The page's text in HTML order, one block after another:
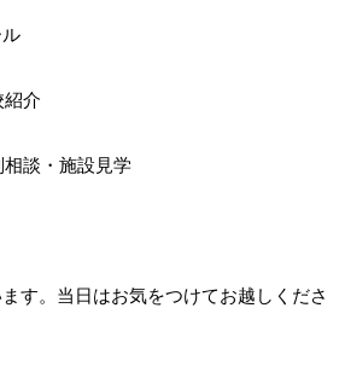
介
・施設見学
ます。当日はお気をつけてお越しくださ